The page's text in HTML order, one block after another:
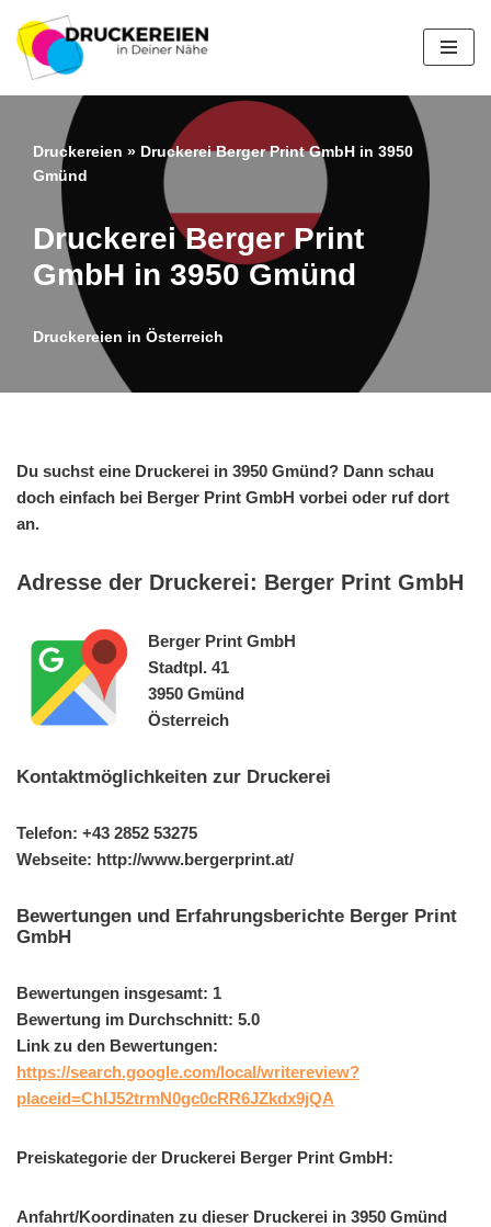
Zum
Inhalt
springen
Druckereien » Druckerei Berger Print GmbH in 3950
Gmünd
Druckerei Berger Print
GmbH in 3950 Gmünd
Druckereien in Österreich
Du suchst eine Druckerei in 3950 Gmünd? Dann schau
doch einfach bei Berger Print GmbH vorbei oder ruf dort
an.
Adresse der Druckerei: Berger Print GmbH
Berger Print GmbH
Stadtpl. 41
3950 Gmünd
Österreich
Kontaktmöglichkeiten zur Druckerei
Telefon: +43 2852 53275
Webseite: http://www.bergerprint.at/
Bewertungen und Erfahrungsberichte Berger Print
GmbH
Bewertungen insgesamt: 1
Bewertung im Durchschnitt: 5.0
Link zu den Bewertungen:
https://search.google.com/local/writereview?
placeid=ChIJ52trmN0gc0cRR6JZkdx9jQA
Preiskategorie der Druckerei Berger Print GmbH:
Anfahrt/Koordinaten zu dieser Druckerei in 3950 Gmünd